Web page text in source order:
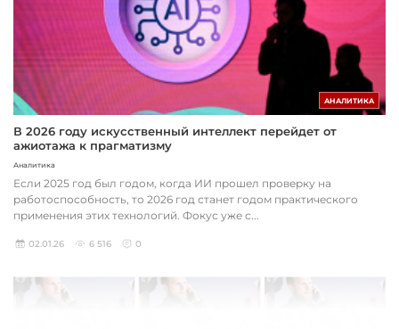
АНАЛИТИКА
В 2026 году искусственный интеллект перейдет от
ажиотажа к прагматизму
Аналитика
Если 2025 год был годом, когда ИИ прошел проверку на
работоспособность, то 2026 год станет годом практического
применения этих технологий. Фокус уже с...
02.01.26 6 516 0